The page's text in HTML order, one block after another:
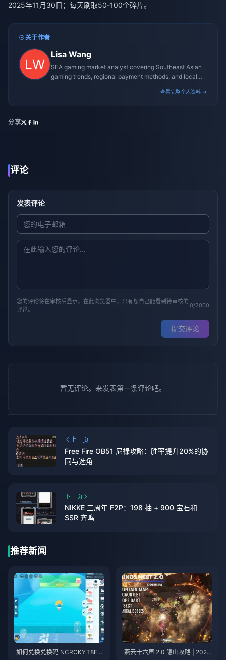
2025年11月30日；每天刷取50-100个碎片。
关于作者
Lisa Wang
SEA gaming market analyst covering Southeast Asian
gaming trends, regional payment methods, and local
查看完整个人资料 →
分享
评论
发表评论
您的评论将在审核后显示。在此浏览器中，只有您自己能看到待审核的
评论。
0/2000
提交评论
暂无评论。来发表第一条评论吧。
上一页
Free Fire OB51 尼禄攻略：胜率提升20%的协
同与选角
下一页
NIKKE 三周年 F2P：198 抽 + 900 宝石和
SSR 齐鸣
推荐新闻
如何兑换兑换码 NCRCKYT8EF
燕云十六声 2.0 隐山攻略 | 2026